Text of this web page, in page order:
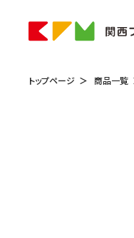
トップページ 商品一覧